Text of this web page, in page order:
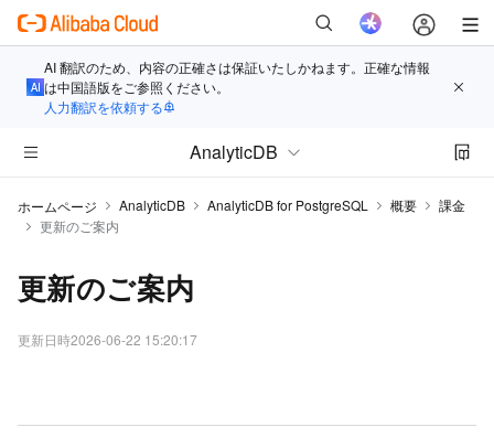
AI 翻訳のため、内容の正確さは保証いたしかねます。正確な情報
は中国語版をご参照ください。
人力翻訳を依頼する
AnalyticDB
ホームページ AnalyticDB AnalyticDB for PostgreSQL 概要
課金
更新のご案内
更新のご案内
更新日時2026-06-22 15:20:17